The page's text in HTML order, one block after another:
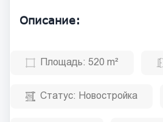
Описание:
Площадь: 520 m²
Статус: Новостройка